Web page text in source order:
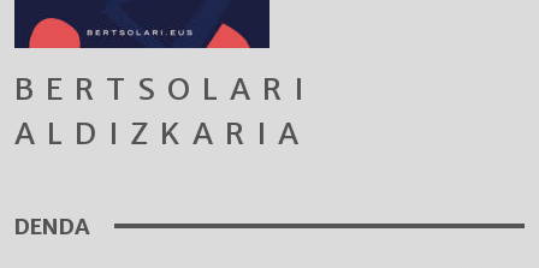
BERTSOLARI
ALDIZKARIA
DENDA